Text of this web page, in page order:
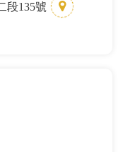
段135號